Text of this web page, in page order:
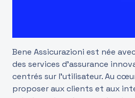
Bene Assicurazioni est née
des services d’assurance
centrés sur l’utilisateur. Au
proposer aux clients et aux